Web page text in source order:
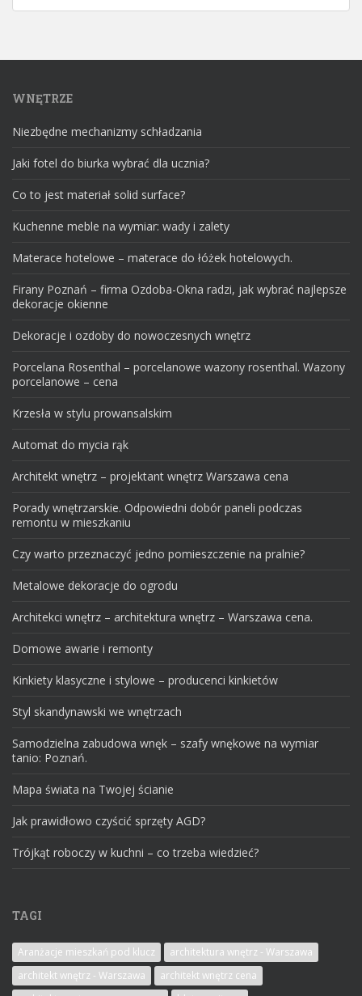
WNĘTRZE
Niezbędne mechanizmy schładzania
Jaki fotel do biurka wybrać dla ucznia?
Co to jest materiał solid surface?
Kuchenne meble na wymiar: wady i zalety
Materace hotelowe – materace do łóżek hotelowych.
Firany Poznań – firma Ozdoba-Okna radzi, jak wybrać najlepsze
dekoracje okienne
Dekoracje i ozdoby do nowoczesnych wnętrz
Porcelana Rosenthal – porcelanowe wazony rosenthal. Wazony
porcelanowe – cena
Krzesła w stylu prowansalskim
Automat do mycia rąk
Architekt wnętrz – projektant wnętrz Warszawa cena
Porady wnętrzarskie. Odpowiedni dobór paneli podczas
remontu w mieszkaniu
Czy warto przeznaczyć jedno pomieszczenie na pralnie?
Metalowe dekoracje do ogrodu
Architekci wnętrz – architektura wnętrz – Warszawa cena.
Domowe awarie i remonty
Kinkiety klasyczne i stylowe – producenci kinkietów
Styl skandynawski we wnętrzach
Samodzielna zabudowa wnęk – szafy wnękowe na wymiar
tanio: Poznań.
Mapa świata na Twojej ścianie
Jak prawidłowo czyścić sprzęty AGD?
Trójkąt roboczy w kuchni – co trzeba wiedzieć?
TAGI
Aranżacje mieszkań pod klucz
architektura wnętrz - Warszawa
architekt wnętrz - Warszawa
architekt wnętrz cena